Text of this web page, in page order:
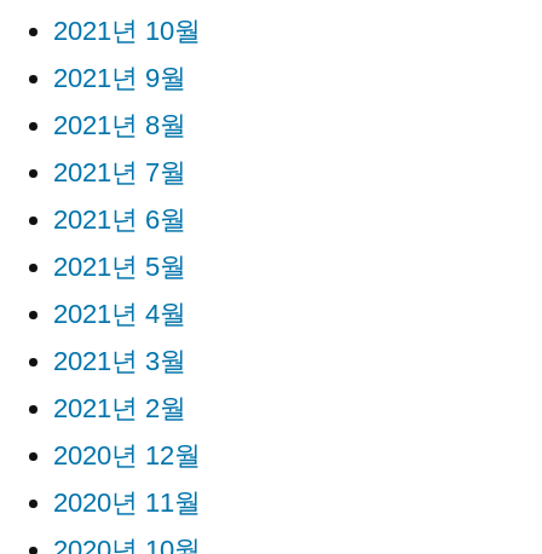
2021년 10월
2021년 9월
2021년 8월
2021년 7월
2021년 6월
2021년 5월
2021년 4월
2021년 3월
2021년 2월
2020년 12월
2020년 11월